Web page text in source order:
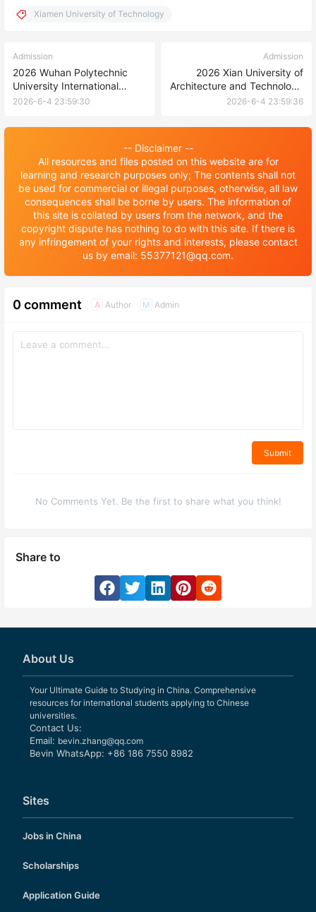
Xiamen University of Technology
Admission
2026 Wuhan Polytechnic
University International
undergraduate enrollment
大学国际本科生招生简章
2026-6-4 23:59:30
Admission
2026 Xian University of
Architecture and Technology
International Student
西安建筑科技大学国际学生招
2026-6-4 23:59:36
-- Disclaimer --
All resources and files posted on this website are for
learning and research purposes only; The contents shall not
be used for commercial or illegal purposes, otherwise, all law
consequences shall be borne by users. The information of
this site is collated by users from the network, and the
copyright dispute has nothing to do with this site. If there is
any infringement of your rights and interests, please contact
us by email: 55377121@qq.com.
0 comment A Author M Admin
Submit
No Comments Yet. Be the first to share what you think!
Share to
About Us
Your Ultimate Guide to Studying in China. Comprehensive
resources for international students applying to Chinese
universities.
Contact Us:
Email: bevin.zhang@qq.com
Bevin WhatsApp: +86 186 7550 8982
Sites
Jobs in China
Scholarships
Application Guide